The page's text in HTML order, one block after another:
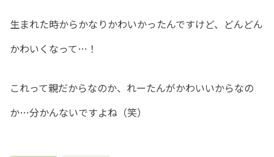
生まれた時からかなりかわいかったんですけど、どんどん
かわいくなって…！
これって親だからなのか、れーたんがかわいいからなの
か…分かんないですよね（笑）